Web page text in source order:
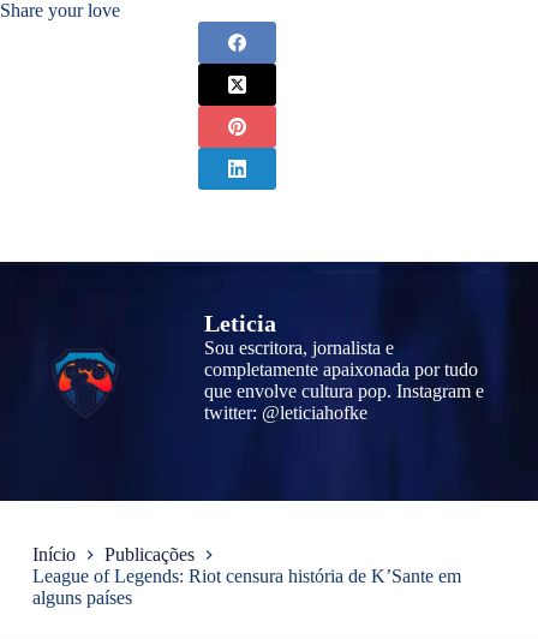
Share your love
Leticia
Sou escritora, jornalista e
completamente apaixonada por tudo
que envolve cultura pop. Instagram e
twitter: @leticiahofke
Início
Publicações
League of Legends: Riot censura história de K’Sante em
alguns países